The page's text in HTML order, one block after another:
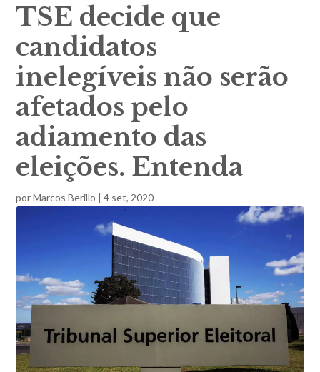
TSE decide que
candidatos
inelegíveis não serão
afetados pelo
adiamento das
eleições. Entenda
porMarcos Berillo |4 set, 2020